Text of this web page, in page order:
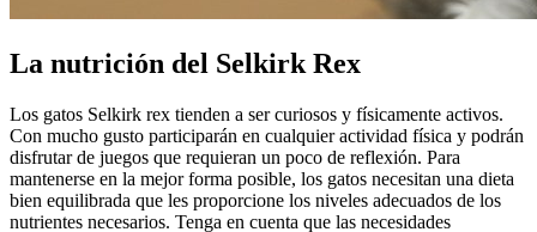
La nutrición del Selkirk Rex
Los gatos Selkirk rex tienden a ser curiosos y físicamente activos.
Con mucho gusto participarán en cualquier actividad física y podrán
disfrutar de juegos que requieran un poco de reflexión. Para
mantenerse en la mejor forma posible, los gatos necesitan una dieta
bien equilibrada que les proporcione los niveles adecuados de los
nutrientes necesarios. Tenga en cuenta que las necesidades